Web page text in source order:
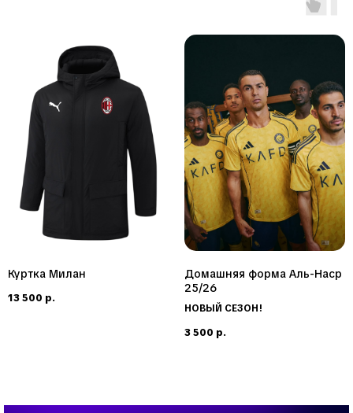
чемпионов
Куртка Милан
13 500 р.
Домашняя форма Аль-Наср
25/26
НОВЫЙ СЕЗОН!
3 500 р.